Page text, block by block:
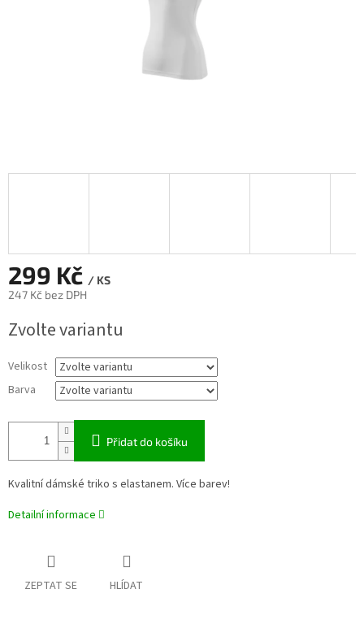
299 Kč / KS
247 Kč bez DPH
cena:
Zvolte variantu
Velikost
Barva
Přidat do košíku
Kvalitní dámské triko s elastanem. Více barev!
Detailní informace
ZEPTAT SE HLÍDAT